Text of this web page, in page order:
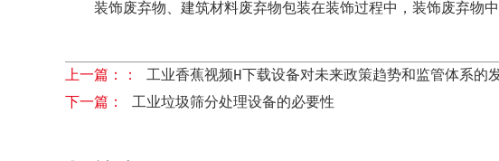
装饰废弃物、建筑材料废弃物包装在装饰过程中，装饰废弃物
上一篇：： 工业香蕉视频H下载设备对未来政策趋势和监管体系的
下一篇： 工业垃圾筛分处理设备的必要性